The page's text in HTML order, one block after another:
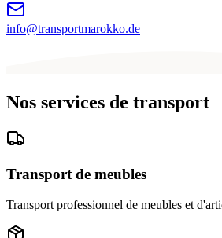
info@transportmarokko.de
Nos services de transport
Transport de meubles
Transport professionnel de meubles et